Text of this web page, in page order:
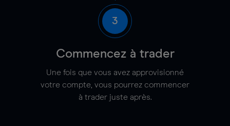
3
Commencez à trader
Une fois que vous avez approvisionné
votre compte, vous pourrez commencer
à trader juste après.